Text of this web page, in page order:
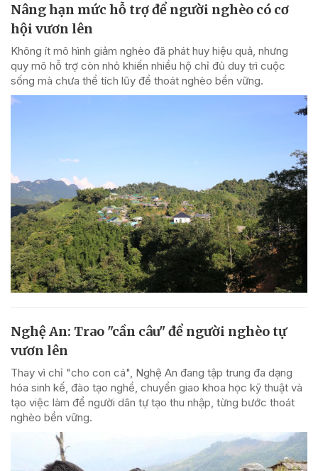
Nâng hạn mức hỗ trợ để người nghèo có cơ
hội vươn lên
Không ít mô hình giảm nghèo đã phát huy hiệu quả, nhưng
quy mô hỗ trợ còn nhỏ khiến nhiều hộ chỉ đủ duy trì cuộc
sống mà chưa thể tích lũy để thoát nghèo bền vững.
Nghệ An: Trao "cần câu" để người nghèo tự
vươn lên
Thay vì chỉ "cho con cá", Nghệ An đang tập trung đa dạng
hóa sinh kế, đào tạo nghề, chuyển giao khoa học kỹ thuật và
tạo việc làm để người dân tự tạo thu nhập, từng bước thoát
nghèo bền vững.